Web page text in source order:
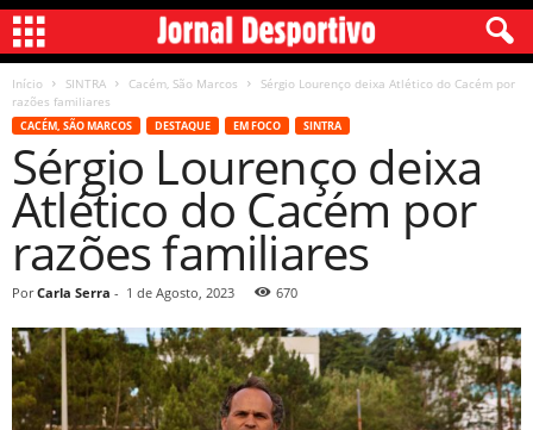
Início SINTRA Cacém, São Marcos
Sérgio Lourenço deixa Atlético do Cacém por
razões familiares
CACÉM, SÃO MARCOS DESTAQUE EM FOCO SINTRA
Sérgio Lourenço deixa
Atlético do Cacém por
razões familiares
Por Carla Serra - 1 de Agosto, 2023 670